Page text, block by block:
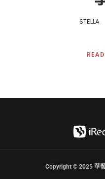
STELLA
Copyright © 2025 華